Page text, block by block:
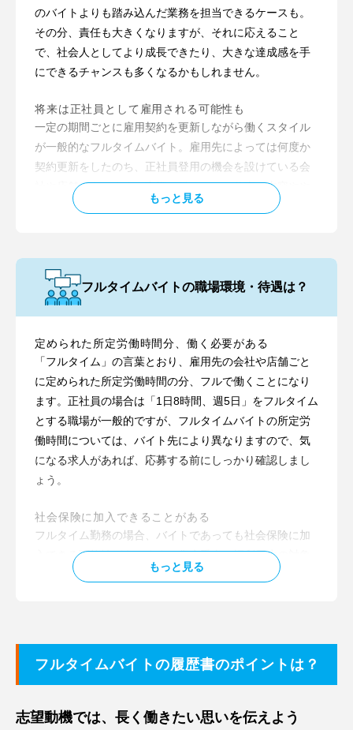
クへの積み込み作業など、多岐にわたる仕事がある倉庫
内軽作業にも、フルタイムバイトで働ける求人がありま
す。
フルタイムバイトをしていると、正社員と同程度の責任
が生じる仕事を任されることもあります。そのため、組
織の一員としてしっかりと役割を果たしながら、社会人
としての責任感やマナーを身に付けていけるバイト先に
のバイトよりも踏み込んだ業務を担当できるケースも。
その分、責任も大きくなりますが、それに応えること
で、社会人としてより成長できたり、大きな達成感を手
にできるチャンスも多くなるかもしれません。
将来は正社員として雇用される可能性も
一定の期間ごとに雇用契約を更新しながら働くスタイル
が一般的なフルタイムバイト。雇用先によっては何度か
契約更新をしたのち、正社員登用の機会を設けている会
社や店舗もあります。実際に働くことで仕事の内容やや
りがい、職場の雰囲気などをしっかりと理解してから、
安定した収入が得られる
通常のバイトよりも勤務時間が長い分、収入が安定しや
すいのもフルタイムバイトの特徴。毎月手にできる給与
額の変動も少ないので、収支の計画を立てやすいのも魅
力です。
ワークライフ・バランスの良い働き方ができる
フルタイムとはいえあくまでもバイトなので、正社員よ
りも柔軟な働き方ができるのもフルタイムバイトのメリ
ットの一つ。勤務時間の調整がしやすく、「残業」もな
いためワークライフ・バランスの良い働き方ができるで
もっと見る
フルタイムバイトの職場環境・待遇は？
定められた所定労働時間分、働く必要がある
「フルタイム」の言葉とおり、雇用先の会社や店舗ごと
に定められた所定労働時間の分、フルで働くことになり
ます。正社員の場合は「1日8時間、週5日」をフルタイム
とする職場が一般的ですが、フルタイムバイトの所定労
働時間については、バイト先により異なりますので、気
になる求人があれば、応募する前にしっかり確認しまし
ょう。
社会保険に加入できることがある
フルタイム勤務の場合、バイトであっても社会保険に加
入できる可能性があります。傷病手当や福利厚生の対象
としているバイト先もありますので、通常のバイトに比
なる職場も
フルタイムバイトの給与は「時給制」である場合がほと
んどです。また、賞与や住宅手当などの福利厚生につい
の仕事をしていても、正社員として働く場合と比べ、待
もっと見る
フルタイムバイトの履歴書のポイントは？
志望動機では、長く働きたい思いを伝えよう